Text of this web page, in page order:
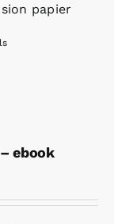
papier
– ebook